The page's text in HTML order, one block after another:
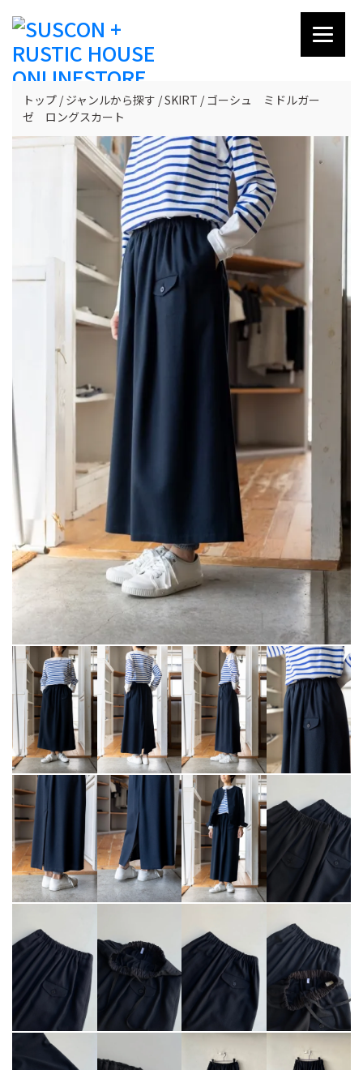
トップ ジャンルから探す SKIRT
ゴーシュ ミドルガー
ゼ ロングスカート